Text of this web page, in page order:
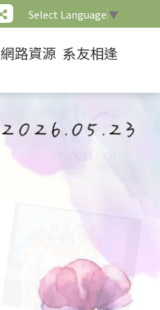
Select Language ▼
網路資源 系友相逢